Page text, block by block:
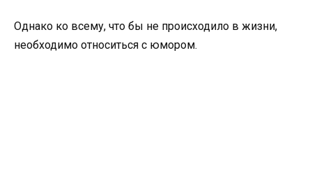
Однако ко всему, что бы не происходило в жизни,
необходимо относиться с юмором.